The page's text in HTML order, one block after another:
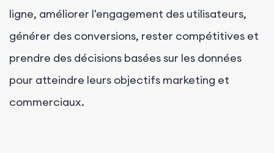
ligne, améliorer l'engagement des utilisateurs,
générer des conversions, rester compétitives et
prendre des décisions basées sur les données
pour atteindre leurs objectifs marketing et
commerciaux.